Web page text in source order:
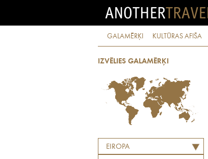
GALAMĒRĶI KULTŪRAS AFIŠA
IZVĒLIES GALAMĒRĶI
EIROPA